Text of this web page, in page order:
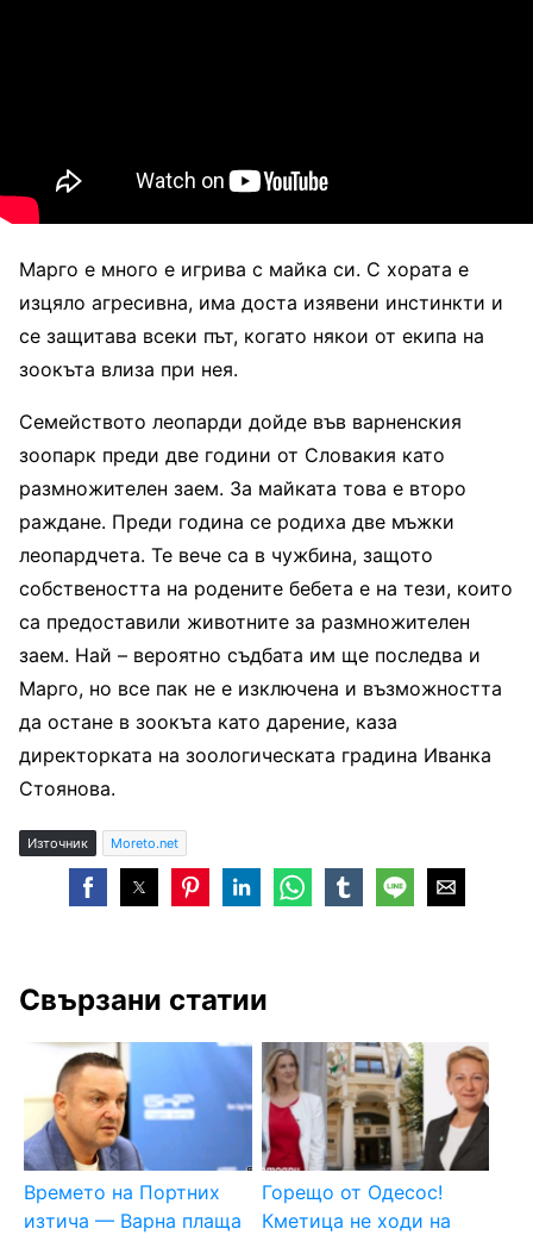
Марго е много е игрива с майка си. С хората е
изцяло агресивна, има доста изявени инстинкти и
се защитава всеки път, когато някои от екипа на
зоокъта влиза при нея.
Семейството леопарди дойде във варненския
зоопарк преди две години от Словакия като
размножителен заем. За майката това е второ
раждане. Преди година се родиха две мъжки
леопардчета. Те вече са в чужбина, защото
собствеността на родените бебета е на тези, които
са предоставили животните за размножителен
заем. Най – вероятно съдбата им ще последва и
Марго, но все пак не е изключена и възможността
да остане в зоокъта като дарение, каза
директорката на зоологическата градина Иванка
Стоянова.
Източник Moreto.net
Свързани статии
Времето на Портних
изтича — Варна плаща
Горещо от Одесос!
Кметица не ходи на